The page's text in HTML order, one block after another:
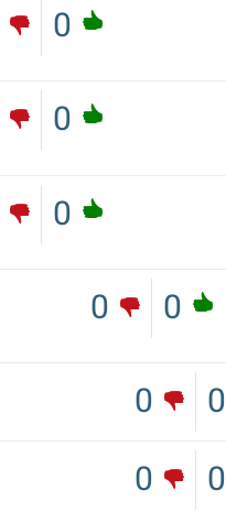
0
0
0
0
0
0
0
0
0